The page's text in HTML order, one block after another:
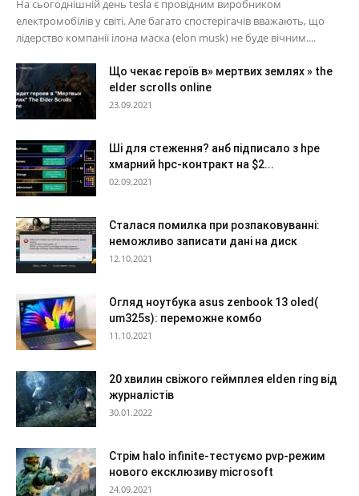
На сьогоднішній день tesla є провідним виробником
електромобілів у світі. Але багато спостерігачів вважають, що
лідерство компанії ілона маска (elon musk) не буде вічним....
Що чекає героїв в» мертвих землях » the
elder scrolls online
23.09.2021
Ші для стеження? анб підписало з hpe
хмарний hpc-контракт на $2...
02.09.2021
Сталася помилка при розпаковуванні:
неможливо записати дані на диск
12.10.2021
Огляд ноутбука asus zenbook 13 oled(
um325s): переможне комбо
11.10.2021
20 хвилин свіжого геймплея elden ring від
журналістів
30.01.2022
Стрім halo infinite-тестуємо pvp-режим
нового ексклюзиву microsoft
24.09.2021